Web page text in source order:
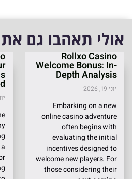
אולי תאהבו גם את
Rollxo Casino
Welcome Bonus: In-
Depth Analysis
יוני 19, 2026
Embarking on a new
online casino adventure
often begins with
evaluating the initial
incentives designed to
welcome new players. For
those considering their
יוני